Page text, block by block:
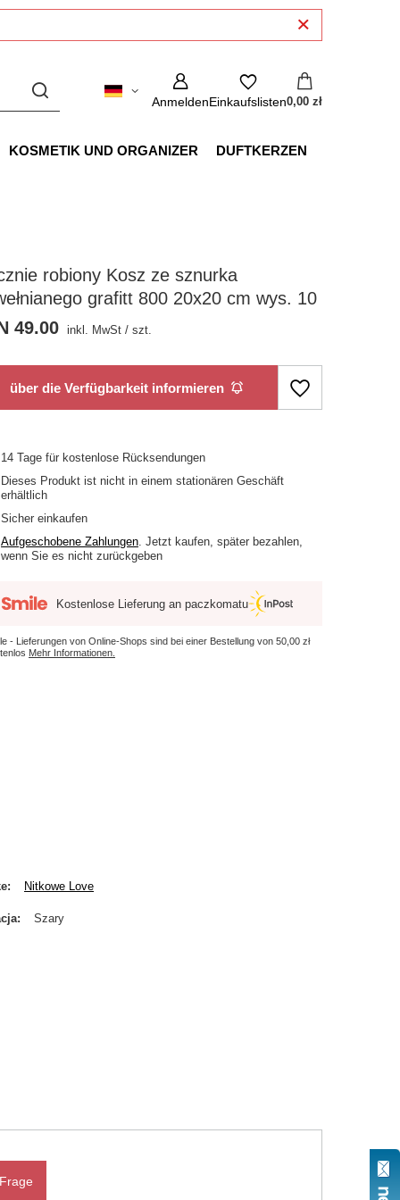
AnmeldenEinkaufslisten0,00 zł
KOSMETIK UND ORGANIZER DUFTKERZEN
robiony Kosz ze sznurka
grafitt 800 20x20 cm wys. 10
49.00
inkl. MwSt /szt.
über die Verfügbarkeit informieren
14 Tage für kostenlose Rücksendungen
Dieses Produkt ist nicht in einem stationären Geschäft
erhältlich
Sicher einkaufen
Aufgeschobene Zahlungen. Jetzt kaufen, später bezahlen,
wenn Sie es nicht zurückgeben
Kostenlose Lieferung an paczkomatu
- Lieferungen von Online-Shops sind bei einer Bestellung von50,00 zł
Mehr Informationen.
Nitkowe Love
Szary